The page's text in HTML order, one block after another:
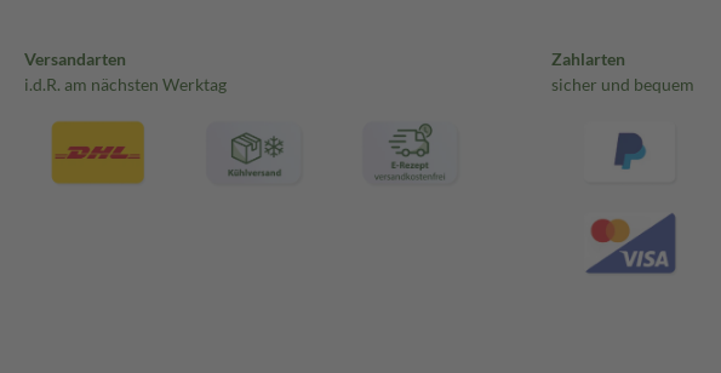
Versandarten
i.d.R. am nächsten Werktag
Zahlarten
sicher und bequem